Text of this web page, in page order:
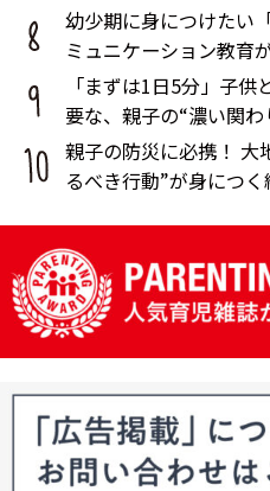
幼少期に身につけたい
ミュニケーション教育
「まずは1日5分」子
要な、親子の“濃い関わ
親子の防災に必携！ 大
るべき行動”が身につ